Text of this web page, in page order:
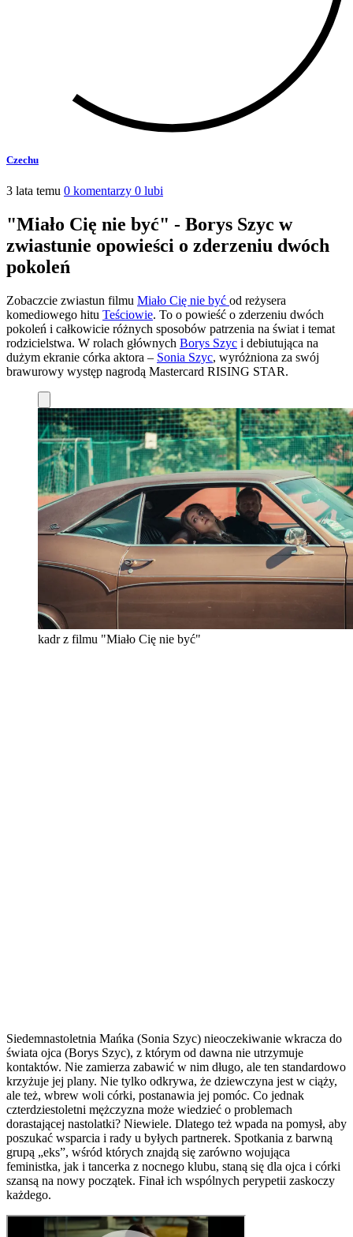
Czechu
3 lata temu 0 komentarzy 0 lubi
"Miało Cię nie być" - Borys Szyc w
zwiastunie opowieści o zderzeniu dwóch
pokoleń
Zobaczcie zwiastun filmu Miało Cię nie być od reżysera
komediowego hitu Teściowie. To o powieść o zderzeniu dwóch
pokoleń i całkowicie różnych sposobów patrzenia na świat i temat
rodzicielstwa. W rolach głównych Borys Szyc i debiutująca na
dużym ekranie córka aktora – Sonia Szyc, wyróżniona za swój
brawurowy występ nagrodą Mastercard RISING STAR.
kadr z filmu "Miało Cię nie być"
Siedemnastoletnia Mańka (Sonia Szyc) nieoczekiwanie wkracza do
świata ojca (Borys Szyc), z którym od dawna nie utrzymuje
kontaktów. Nie zamierza zabawić w nim długo, ale ten standardowo
krzyżuje jej plany. Nie tylko odkrywa, że dziewczyna jest w ciąży,
ale też, wbrew woli córki, postanawia jej pomóc. Co jednak
czterdziestoletni mężczyzna może wiedzieć o problemach
dorastającej nastolatki? Niewiele. Dlatego też wpada na pomysł, aby
poszukać wsparcia i rady u byłych partnerek. Spotkania z barwną
grupą „eks”, wśród których znajdą się zarówno wojująca
feministka, jak i tancerka z nocnego klubu, staną się dla ojca i córki
szansą na nowy początek. Finał ich wspólnych perypetii zaskoczy
każdego.